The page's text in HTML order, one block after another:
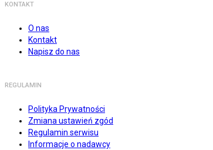
KONTAKT
O nas
Kontakt
Napisz do nas
REGULAMIN
Polityka Prywatności
Zmiana ustawień zgód
Regulamin serwisu
Informacje o nadawcy